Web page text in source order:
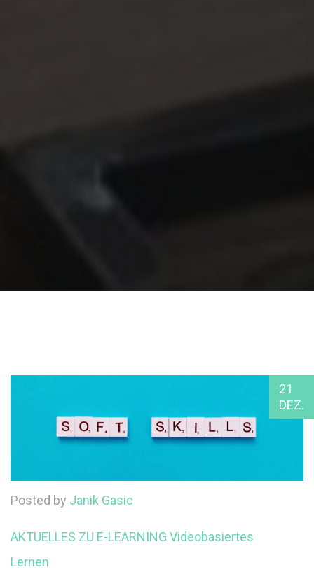
21
DEZ.
Posted by Janik Gasic
AKTUELLES ZU E-LEARNING Videobasiertes
Lernen